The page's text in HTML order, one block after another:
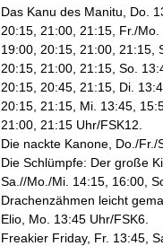
Das Kanu des Manitu, Do.
20:15, 21:00, 21:15, Fr./
19:00, 20:15, 21:00, 21:15,
20:15, 21:00, 21:15, So.
20:15, 20:45, 21:15, Di.
20:15, 21:15, Mi. 13:45,
21:00, 21:15 Uhr/FSK12.
Die nackte Kanone, Do./
Die Schlümpfe: Der große
Sa.//Mo./Mi. 14:15, 16:00,
Drachenzähmen leicht
Elio, Mo. 13:45 Uhr/FSK6.
Freakier Friday, Fr. 13:45,